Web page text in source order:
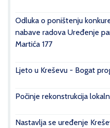
Odluka o poništenju
nabave radova Uređenje
Martića 177
Ljeto u Kreševu - Bogat
Počinje rekonstrukcija
Nastavlja se uređenje